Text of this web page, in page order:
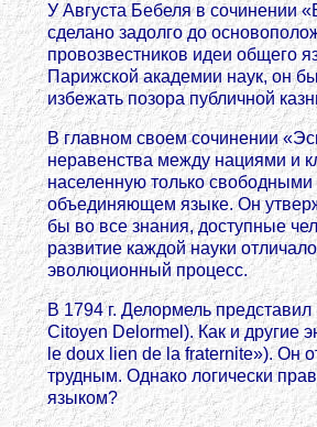
У Августа Бебеля в сочинении
сделано задолго до
провозвестников идеи общего
Парижской академии наук, он
избежать позора публичной
В главном своем сочинении
неравенства между нациями и
населенную только свободными
объединяющем языке. Он
бы во все знания, доступные
развитие каждой науки
эволюционный процесс.
В 1794 г. Делормель
Citoyen Delormel). Как и другие
le doux lien de la fraternite»). Он
трудным. Однако логически
языком?